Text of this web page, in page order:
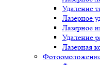
Удаление
Лазерное
Лазерное
Удаление
Лазерная